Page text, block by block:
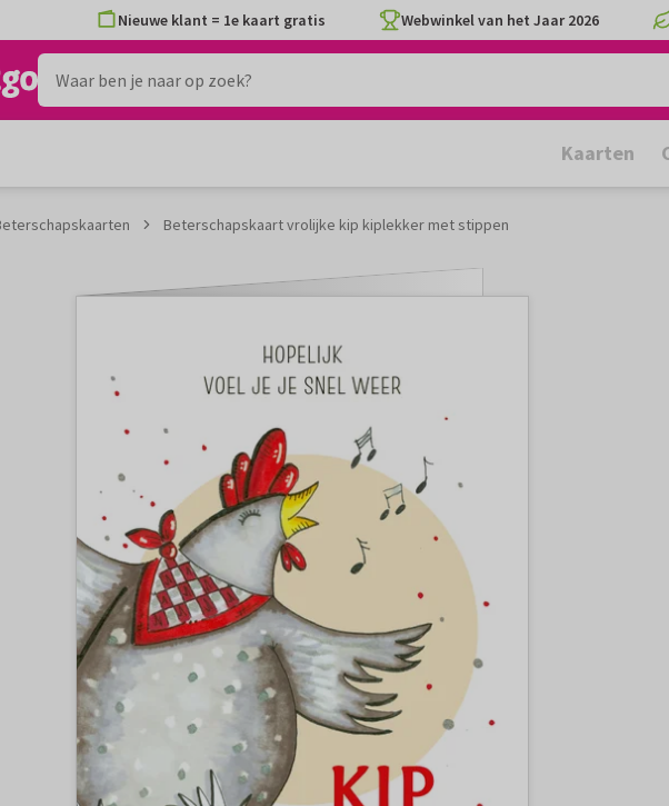
Nieuwe klant = 1e kaart gratis Webwinkel van het Jaar 2026
Kaarten
Beterschapskaart vrolijke kip kiplekker met stippen